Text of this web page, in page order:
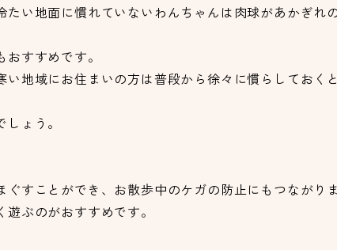
い地面に慣れていないわんちゃんは肉球があかぎれ
すすめです。
地域にお住まいの方は普段から徐々に慣らしておく
ょう。
すことができ、お散歩中のケガの防止にもつながり
ぶのがおすすめです。